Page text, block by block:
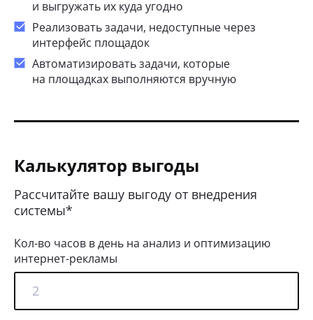
и выгружать их куда угодно
Реализовать задачи, недоступные через
интерфейс площадок
Автоматизировать задачи, которые
на площадках выполняются вручную
Калькулятор выгоды
Рассчитайте вашу выгоду от внедрения
системы*
Кол-во часов в день на анализ и оптимизацию
интернет-рекламы